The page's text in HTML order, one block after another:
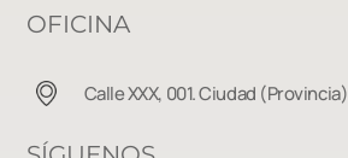
OFICINA
Calle XXX, 001. Ciudad (Provincia)